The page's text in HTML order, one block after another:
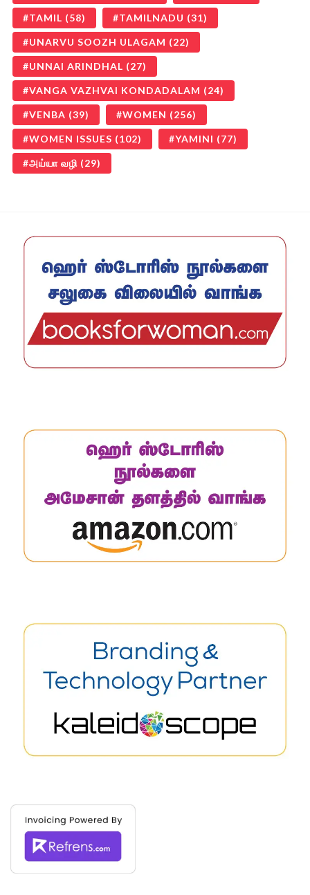
TAMIL (58) TAMILNADU (31)
UNARVU SOOZH ULAGAM (22)
UNNAI ARINDHAL (27)
VANGA VAZHVAI KONDADALAM (24)
VENBA (39) WOMEN (256)
WOMEN ISSUES (102) YAMINI (77)
அய்யா வழி (29)